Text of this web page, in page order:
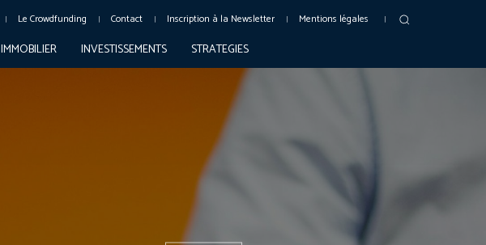
Le Crowdfunding Contact Inscription à la Newsletter Mentions légales
IMMOBILIER INVESTISSEMENTS STRATEGIES